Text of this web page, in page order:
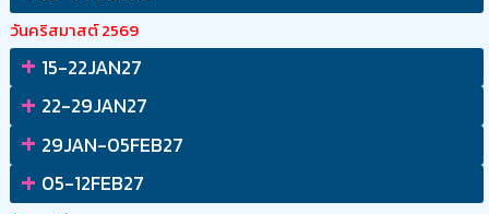
วันคริสมาสต์ 2569
+ 15-22JAN27
+ 22-29JAN27
+ 29JAN-05FEB27
+ 05-12FEB27